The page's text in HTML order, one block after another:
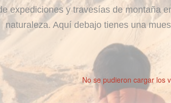
expediciones y travesías de montaña
naturaleza. Aquí debajo tienes una
No se pudieron cargar los